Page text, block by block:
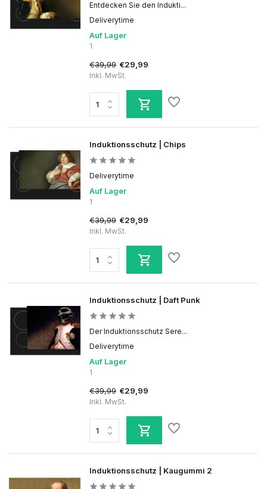
Entdecken Sie den Indukti...
Deliverytime
Auf Lager
1
€39,99 €29,99
Inkl. MwSt.
Induktionsschutz | Chips
Deliverytime
Auf Lager
1
€39,99 €29,99
Inkl. MwSt.
Induktionsschutz | Daft Punk
Der Induktionsschutz Sere...
Deliverytime
Auf Lager
1
€39,99 €29,99
Inkl. MwSt.
Induktionsschutz | Kaugummi 2